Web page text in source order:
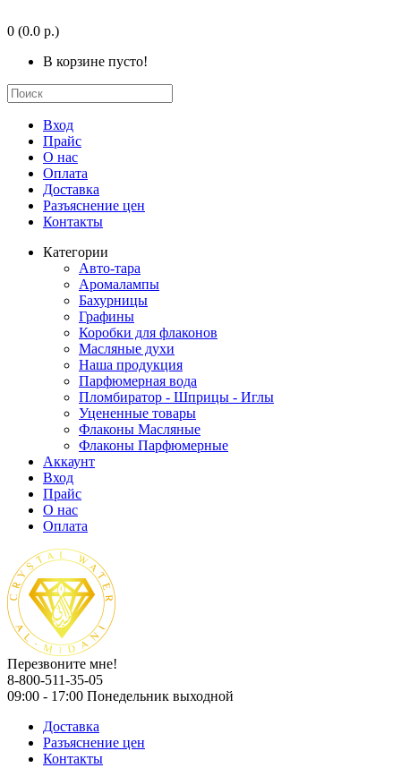
0 (0.0 р.)
В корзине пусто!
Вход
Прайс
О нас
Оплата
Доставка
Разъяснение цен
Контакты
Категории
Авто-тара
Аромалампы
Бахурницы
Графины
Коробки для флаконов
Масляные духи
Наша продукция
Парфюмерная вода
Пломбиратор - Шприцы - Иглы
Уцененные товары
Флаконы Масляные
Флаконы Парфюмерные
Аккаунт
Вход
Прайс
О нас
Оплата
Перезвоните мне!
8-800-511-35-05
09:00 - 17:00 Понедельник выходной
Доставка
Разъяснение цен
Контакты